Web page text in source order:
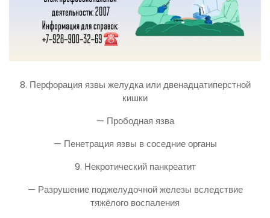
8. Перфорация язвы желудка или двенадцатиперстной
кишки
— Прободная язва
— Пенетрация язвы в соседние органы
9. Некротический панкреатит
— Разрушение поджелудочной железы вследствие
тяжёлого воспаления